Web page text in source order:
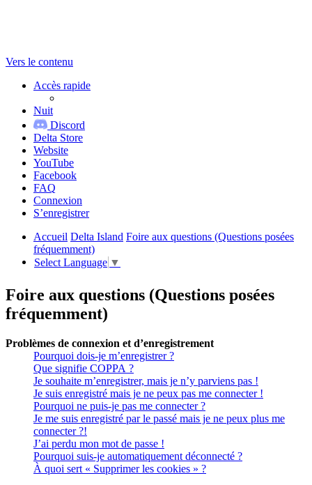
Vers le contenu
Accès rapide
Nuit
Discord
Delta Store
Website
YouTube
Facebook
FAQ
Connexion
S’enregistrer
Accueil Delta Island Foire aux questions (Questions posées
fréquemment)
Select Language ▼
Foire aux questions (Questions posées
fréquemment)
Problèmes de connexion et d’enregistrement
Pourquoi dois-je m’enregistrer ?
Que signifie COPPA ?
Je souhaite m’enregistrer, mais je n’y parviens pas !
Je suis enregistré mais je ne peux pas me connecter !
Pourquoi ne puis-je pas me connecter ?
Je me suis enregistré par le passé mais je ne peux plus me
connecter ?!
J’ai perdu mon mot de passe !
Pourquoi suis-je automatiquement déconnecté ?
À quoi sert « Supprimer les cookies » ?